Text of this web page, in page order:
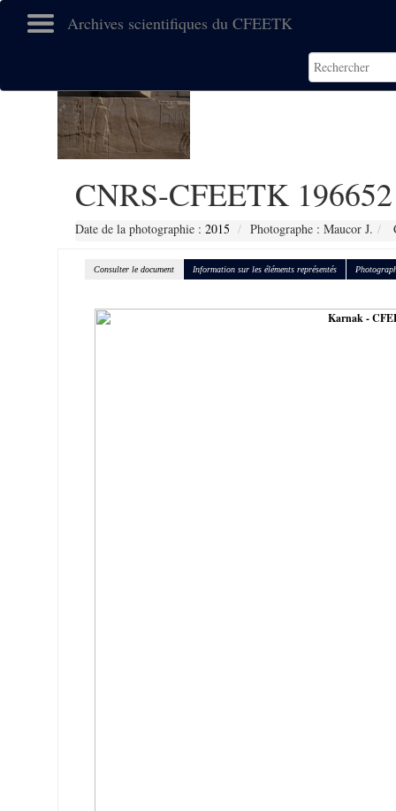
Archives scientifiques du CFEETK
CNRS-CFEETK 196652
Date de la photographie : 2015 Photographe : Maucor J.
Consulter le document Information sur les éléments représentés